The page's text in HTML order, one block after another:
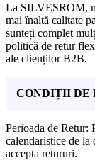
La SILVESROM,
mai înaltă calitate
sunteți complet
politică de retur
ale clienților B2B.
CONDIȚII DE
Perioada de Retur:
calendaristice de la
accepta retururi.